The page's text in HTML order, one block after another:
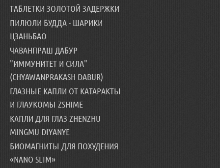
ТАБЛЕТКИ ЗОЛОТОЙ ЗАДЕРЖКИ
ПИЛЮЛИ БУДДА - ШАРИКИ
ЦЗАНЬБАО
ЧАВАНПРАШ ДАБУР
"ИММУНИТЕТ И СИЛА"
(CHYAWANPRAKASH DABUR)
ГЛАЗНЫЕ КАПЛИ ОТ КАТАРАКТЫ
И ГЛАУКОМЫ ZSHIME
КАПЛИ ДЛЯ ГЛАЗ ZHENZHU
MINGMU DIYANYE
БИОМАГНИТЫ ДЛЯ ПОХУДЕНИЯ
«NANO SLIM»